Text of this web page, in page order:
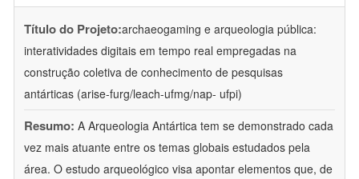
Título do Projeto:archaeogaming e arqueologia pública:
interatividades digitais em tempo real empregadas na
construção coletiva de conhecimento de pesquisas
antárticas (arise-furg/leach-ufmg/nap- ufpi)
Resumo: A Arqueologia Antártica tem se demonstrado cada
vez mais atuante entre os temas globais estudados pela
área. O estudo arqueológico visa apontar elementos que, de